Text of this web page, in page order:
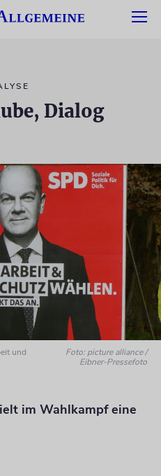
Dialog
und
Foto: picture alliance /
Eibner-Pressefoto
im Wahlkampf eine